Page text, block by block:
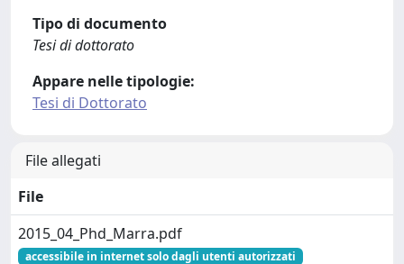
Tipo di documento
Tesi di dottorato
Appare nelle tipologie:
Tesi di Dottorato
File allegati
File
2015_04_Phd_Marra.pdf
accessibile in internet solo dagli utenti autorizzati